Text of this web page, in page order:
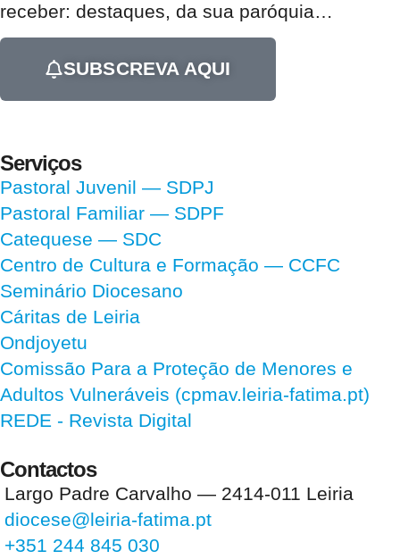
receber: destaques, da sua paróquia…
SUBSCREVA AQUI
Serviços
Pastoral Juvenil — SDPJ
Pastoral Familiar — SDPF
Catequese — SDC
Centro de Cultura e Formação — CCFC
Seminário Diocesano
Cáritas de Leiria
Ondjoyetu
Comissão Para a Proteção de Menores e
Adultos Vulneráveis (cpmav.leiria-fatima.pt)
REDE - Revista Digital
Contactos
Largo Padre Carvalho — 2414-011 Leiria
diocese@leiria-fatima.pt
+351 244 845 030